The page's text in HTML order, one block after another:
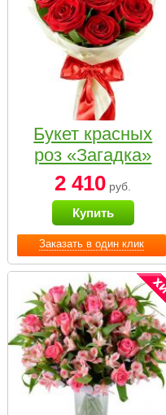
Заказать в один клик
Букет красных
роз «Загадка»
2 410 руб.
Купить